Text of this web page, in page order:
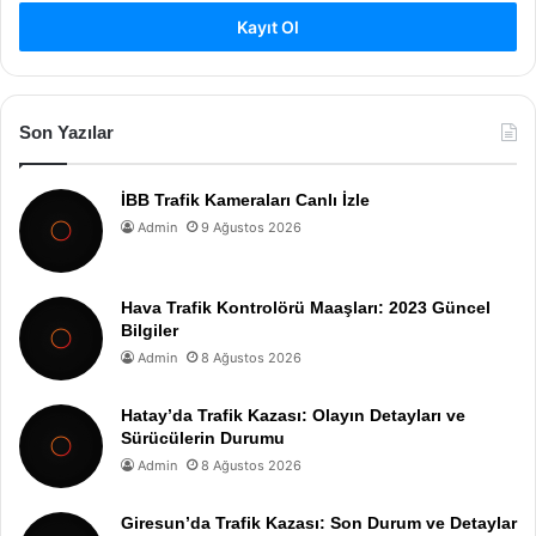
Kayıt Ol
Son Yazılar
İBB Trafik Kameraları Canlı İzle
Admin 9 Ağustos 2026
Hava Trafik Kontrolörü Maaşları: 2023 Güncel
Bilgiler
Admin 8 Ağustos 2026
Hatay’da Trafik Kazası: Olayın Detayları ve
Sürücülerin Durumu
Admin 8 Ağustos 2026
Giresun’da Trafik Kazası: Son Durum ve Detaylar